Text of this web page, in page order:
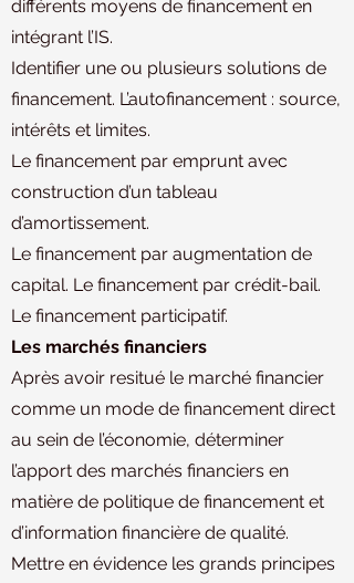
différents moyens de financement en
intégrant l’IS.
Identifier une ou plusieurs solutions de
financement. L’autofinancement : source,
intérêts et limites.
Le financement par emprunt avec
construction d’un tableau
d’amortissement.
Le financement par augmentation de
capital. Le financement par crédit-bail.
Le financement participatif.
Les marchés financiers
Après avoir resitué le marché financier
comme un mode de financement direct
au sein de l’économie, déterminer
l’apport des marchés financiers en
matière de politique de financement et
d’information financière de qualité.
Mettre en évidence les grands principes